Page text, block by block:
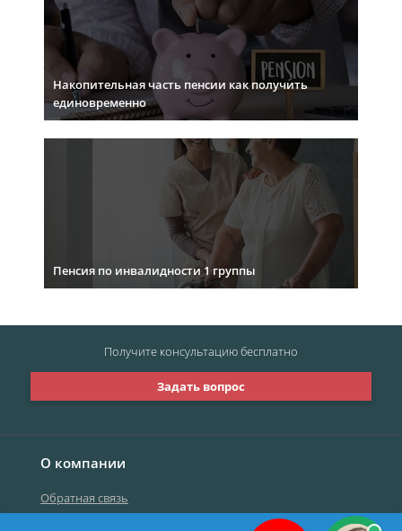
Накопительная часть пенсии как получить
единовременно
Пенсия по инвалидности 1 группы
О компании
Обратная связь
Задать вопрос
Получите консультациюбесплатно